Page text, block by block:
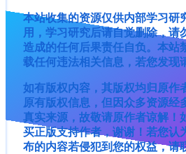
本站收集的资源仅供内部学习研
用，学习研究后请自觉删除，请
造成的任何后果责任自负。本站
载任何违法相关信息，若您发现
如有版权内容，其版权均归原作
原有版权信息，但因众多资源经
真实来源，故敬请原作者谅解！
买正版支持作者，谢谢！若您认
布的内容若侵犯到您的权益，请